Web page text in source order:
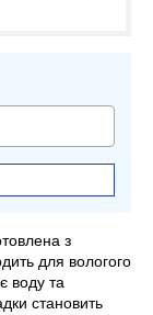
з
для вологого
воду та
становить